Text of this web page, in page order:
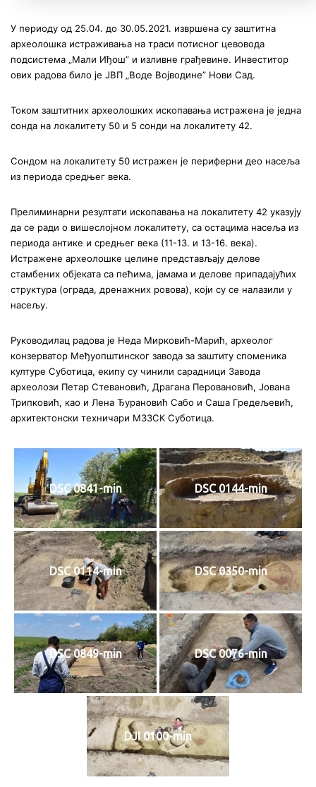
У периоду од 25.04. до 30.05.2021. извршена су заштитна
археолошка истраживања на траси потисног цевовода
подсистема „Мали Иђош” и изливне грађевине. Инвеститор
ових радова било је ЈВП „Воде Војводине” Нови Сад.
Током заштитних археолошких ископавања истражена је једна
сонда на локалитету 50 и 5 сонди на локалитету 42.
Сондом на локалитету 50 истражен је периферни део насеља
из периода средњег века.
Прелиминарни резултати ископавања на локалитету 42 указују
да се ради о вишеслојном локалитету, са остацима насеља из
периода антике и средњег века (11-13. и 13-16. века).
Истражене археолошке целине представљају делове
стамбених објеката са пећима, јамама и делове припадајућих
структура (ограда, дренажних ровова), који су се налазили у
насељу.
Руководилац радова је Неда Мирковић-Марић, археолог
конзерватор Међуопштинског завода за заштиту споменика
културе Суботица, екипу су чинили сарадници Завода
археолози Петар Стевановић, Драгана Перовановић, Јована
Трипковић, као и Лена Ђурановић Сабо и Саша Гредељевић,
архитектонски техничари МЗЗСК Суботица.
DSC 0841-min DSC 0144-min
DSC 0114-min DSC 0350-min
DSC 0849-min DSC 0076-min
DJI 0100-min